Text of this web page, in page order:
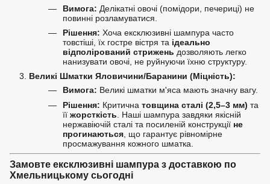
Вимога: Делікатні овочі (помідори, печериці) не
повинні розламуватися.
Рішення: Хоча ексклюзивні шампура часто
товстіші, їх гостре вістря та ідеально
відполірований стрижень дозволяють легко
нанизувати овочі, не руйнуючи їхню структуру.
Великі Шматки Яловичини/Баранини (Міцність):
Вимога: Великі шматки м'яса мають значну вагу.
Рішення: Критична товщина сталі (2,5–3 мм) та
її жорсткість . Наші шампура завдяки якісній
нержавіючій сталі та посиленій конструкції не
прогинаються , що гарантує рівномірне
просмажування кожного шматка.
Замовте ексклюзивні шампура з доставкою по
Хмельницькому сьогодні